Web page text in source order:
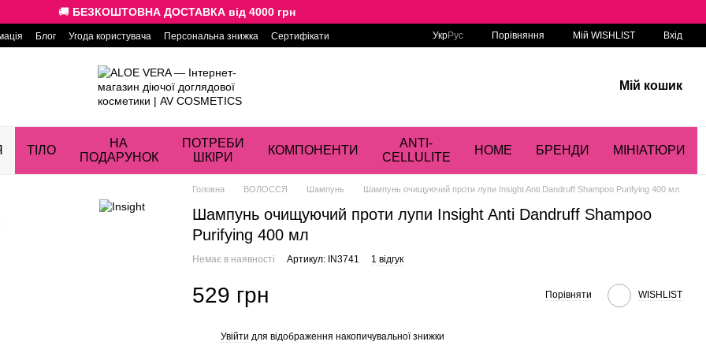
🚚 БЕЗКОШТОВНА ДОСТАВКА від 4000 грн
Блог Угода користувача Персональна знижка Сертифікати УкрРус Порівняння Мій WISHLIST Вхід
Мій кошик
ТІЛО
НА
ПОДАРУНОК
ПОТРЕБИ
ШКІРИ
КОМПОНЕНТИ
ANTI-
CELLULITE
HOME БРЕНДИ МІНІАТЮРИ
Головна ВОЛОССЯ Шампунь Шампунь очищуючий проти лупи Insight Anti Dandruff Shampoo Purifying 400 мл
Шампунь очищуючий проти лупи Insight Anti Dandruff Shampoo
Purifying 400 мл
Немає в наявності Артикул: IN3741 1 відгук
529 грн Порівняти WISHLIST
Увійти для відображення накопичувальної знижки